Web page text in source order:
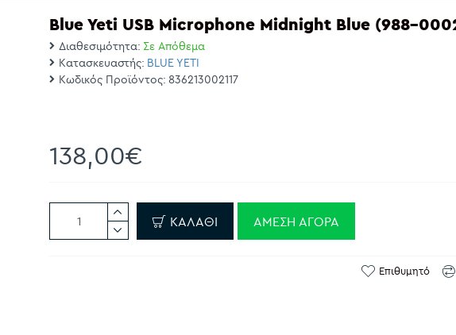
Blue Yeti USB Microphone Midnight Blue (988-
Διαθεσιμότητα: Σε Απόθεμα
Κατασκευαστής: BLUE YETI
Κωδικός Προϊόντος: 836213002117
138,00€
ΚΑΛΆΘΙ ΆΜΕΣΗ ΑΓΟΡΆ
Επιθυμητό